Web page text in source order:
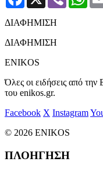
ΔΙΑΦΗΜΙΣΗ
ΔΙΑΦΗΜΙΣΗ
ENIKOS
Όλες οι ειδήσεις από
του enikos.gr.
Facebook X Instagram
© 2026 ENIKOS
ΠΛΟΗΓΗΣΗ